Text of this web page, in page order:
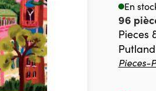
En
96
Pieces
Pieces-